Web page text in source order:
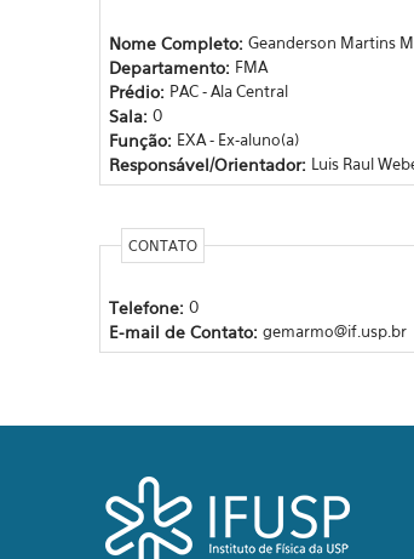
Nome Completo: Geanderson Martins
Departamento: FMA
Prédio: PAC - Ala Central
Sala: 0
Função: EXA - Ex-aluno(a)
Responsável/Orientador: Luis Raul
CONTATO
Telefone: 0
E-mail de Contato: gemarmo@if.usp.br